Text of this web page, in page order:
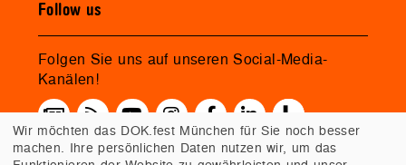
Follow us
Folgen Sie uns auf unseren Social-Media-
Kanälen!
Wir möchten das DOK.fest München für Sie noch besser
machen. Ihre persönlichen Daten nutzen wir, um das